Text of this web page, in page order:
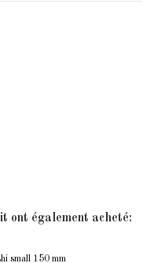
ont également acheté: